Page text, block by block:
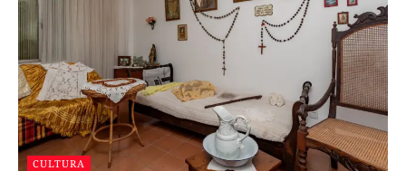
CULTURA